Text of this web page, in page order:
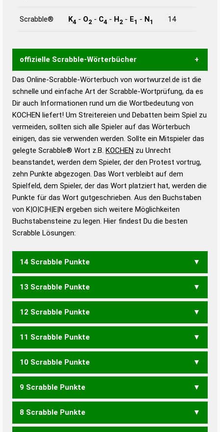
Scrabble® K4 - O2 - C4 - H2 - E1 - N1 14
offizielle Scrabble-Wörterbücher
Wortwurzel liefert mit Hilfe eines semantischen
Wortanalyse-Algorithmus gute Anhaltspunkte zu
Wortbedeutung, Worttrennung und Wortform, um die
Gültigkeit eines Wortes für das Scrabble-Spiel zu
bestimmen!
zugelassene Turnier Scrabble-
Wörterbücher sind:
Duden – Standardwerk in 12 Bänden
Duden – Richtiges und gutes
Deutsch
Duden – Die deutsche Grammatik
Duden – Deutsches
Das Online-Scrabble-Wörterbuch von wortwurzel.de ist die
schnelle und einfache Art der Scrabble-Wortprüfung, da es
Dir auch Informationen rund um die Wortbedeutung von
KOCHEN liefert! Um Streitereien und Debatten beim Spiel zu
vermeiden, sollten sich alle Spieler auf das Wörterbuch
einigen, das sie verwenden werden. Sollte ein Mitspieler das
gelegte Scrabble® Wort z.B. KOCHEN zu Unrecht
beanstandet, werden dem Spieler, der den Protest vortrug,
zehn Punkte abgezogen. Das Wort verbleibt auf dem
Spielfeld, dem Spieler, der das Wort platziert hat, werden die
Punkte für das Wort gutgeschrieben. Aus den Buchstaben
von K|O|C|H|E|N ergeben sich weitere Möglichkeiten
Buchstabensteine zu legen. Hier findest Du die besten
Scrabble Lösungen:
14 Scrabble Punkte
HOCKEN KONCHE
13 Scrabble Punkte
CHOKE HOCKE
12 Scrabble Punkte
HOCK NOCKE
11 Scrabble Punkte
COKE HECK NOCK
10 Scrabble Punkte
NECK
9 Scrabble Punkte
ECK COHN ECHO HONK
8 Scrabble Punkte